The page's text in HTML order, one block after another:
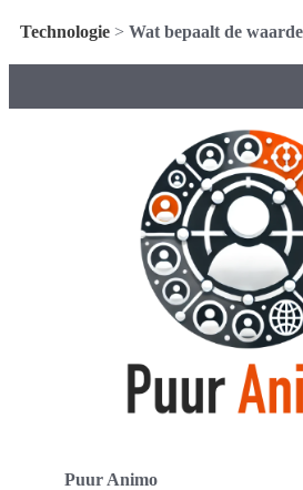
Technologie > Wat bepaalt de
Puur Animo